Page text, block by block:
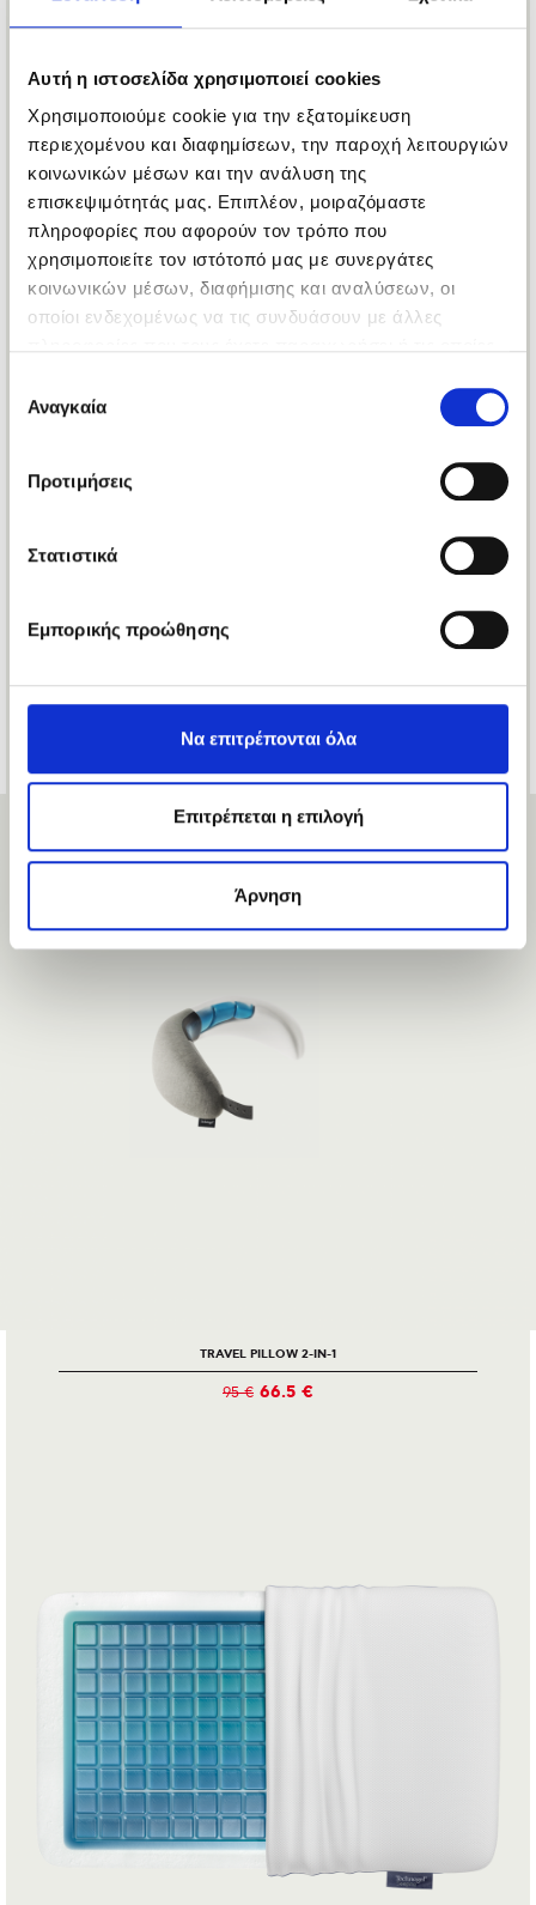
Αυτή η ιστοσελίδα χρησιμοποιεί cookies
Χρησιμοποιούμε cookie για την εξατομίκευση
περιεχομένου και διαφημίσεων, την παροχή λειτουργιών
κοινωνικών μέσων και την ανάλυση της
επισκεψιμότητάς μας. Επιπλέον, μοιραζόμαστε
πληροφορίες που αφορούν τον τρόπο που
χρησιμοποιείτε τον ιστότοπό μας με συνεργάτες
κοινωνικών μέσων, διαφήμισης και αναλύσεων, οι
οποίοι ενδεχομένως να τις συνδυάσουν με άλλες
των υπηρεσιών τους.
συγκατάθεσης
Αναγκαία
Προτιμήσεις
Στατιστικά
Εμπορικής προώθησης
Να επιτρέπονται όλα
Επιτρέπεται η επιλογή
Άρνηση
TECHNOGEL COLLECTION
118.3 €
PILLOW TECHNOGEL ANATOMIC 11
187 € 130.9 €
TRAVEL PILLOW 2-IN-1
95 € 66.5 €